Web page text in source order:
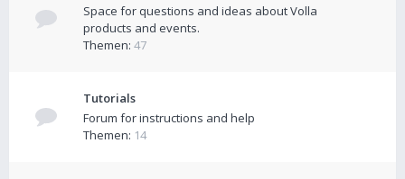
Space for questions and ideas about Volla
products and events.
Themen: 47
Tutorials
Forum for instructions and help
Themen: 14